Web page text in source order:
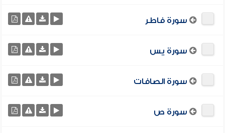
سورة فاطر
سورة يس
سورة الصافات
سورة ص